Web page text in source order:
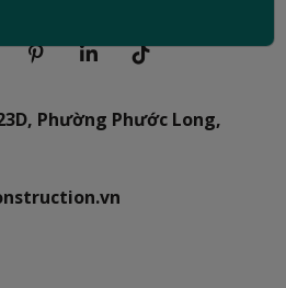
Phường Phước Long,